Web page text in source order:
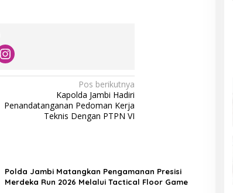
Pos berikutnya
Kapolda Jambi Hadiri
Penandatanganan Pedoman Kerja
Teknis Dengan PTPN VI
Polda Jambi Matangkan Pengamanan Presisi
Merdeka Run 2026 Melalui Tactical Floor Game